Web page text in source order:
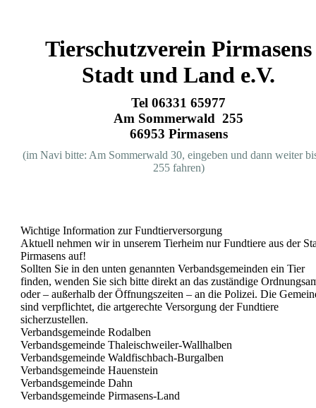
Tierschutzverein Pirmasens
Stadt und Land e.V.
Tel 06331 65977
Am Sommerwald 255
66953 Pirmasens
(im Navi bitte: Am Sommerwald 30, eingeben und dann weiter
255 fahren)
Wichtige Information zur Fundtierversorgung
Aktuell nehmen wir in unserem Tierheim nur Fundtiere aus der
Pirmasens auf!
Sollten Sie in den unten genannten Verbandsgemeinden ein Tier
finden, wenden Sie sich bitte direkt an das zuständige
oder – außerhalb der Öffnungszeiten – an die Polizei. Die
sind verpflichtet, die artgerechte Versorgung der Fundtiere
sicherzustellen.
Verbandsgemeinde Rodalben
Verbandsgemeinde Thaleischweiler-Wallhalben
Verbandsgemeinde Waldfischbach-Burgalben
Verbandsgemeinde Hauenstein
Verbandsgemeinde Dahn
Verbandsgemeinde Pirmasens-Land